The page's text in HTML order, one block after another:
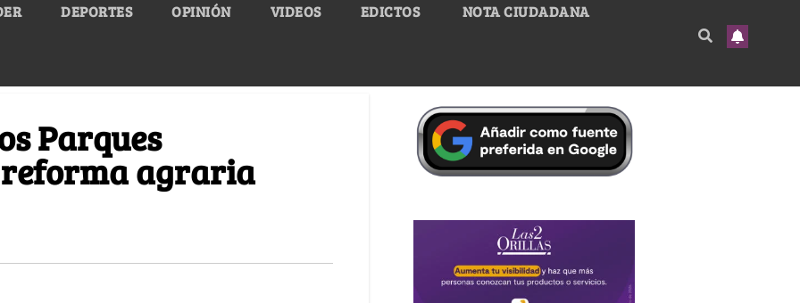
DEPORTES OPINIÓN VIDEOS EDICTOS NOTA CIUDADANA
Parques
reforma agraria